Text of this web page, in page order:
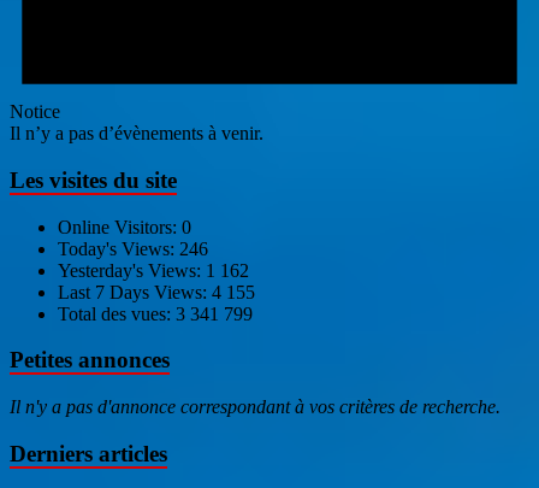
Notice
Il n’y a pas d’évènements à venir.
Les visites du site
Online Visitors: 0
Today's Views: 246
Yesterday's Views: 1 162
Last 7 Days Views: 4 155
Total des vues: 3 341 799
Petites annonces
Il n'y a pas d'annonce correspondant à vos critères de recherche.
Derniers articles